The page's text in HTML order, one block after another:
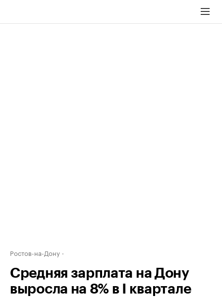
Ростов-на-Дону
Средняя зарплата на Дону
выросла на 8% в I квартале